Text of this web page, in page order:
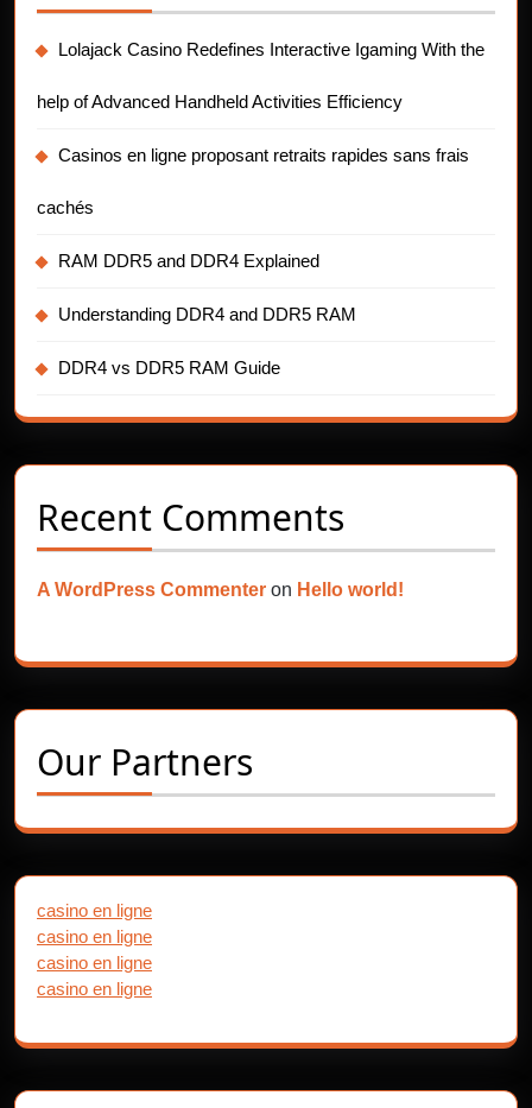
Lolajack Casino Redefines Interactive Igaming With the
help of Advanced Handheld Activities Efficiency
Casinos en ligne proposant retraits rapides sans frais
cachés
RAM DDR5 and DDR4 Explained
Understanding DDR4 and DDR5 RAM
DDR4 vs DDR5 RAM Guide
Recent Comments
A WordPress Commenter on Hello world!
Our Partners
casino en ligne
casino en ligne
casino en ligne
casino en ligne